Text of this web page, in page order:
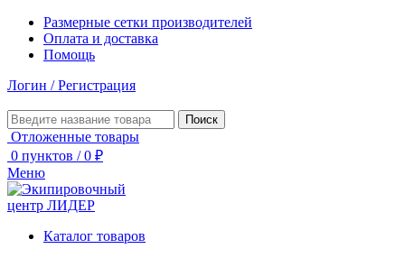
Размерные сетки производителей
Оплата и доставка
Помощь
Логин / Регистрация
Поиск
Отложенные товары
0 пунктов / 0 ₽
Меню
Каталог товаров